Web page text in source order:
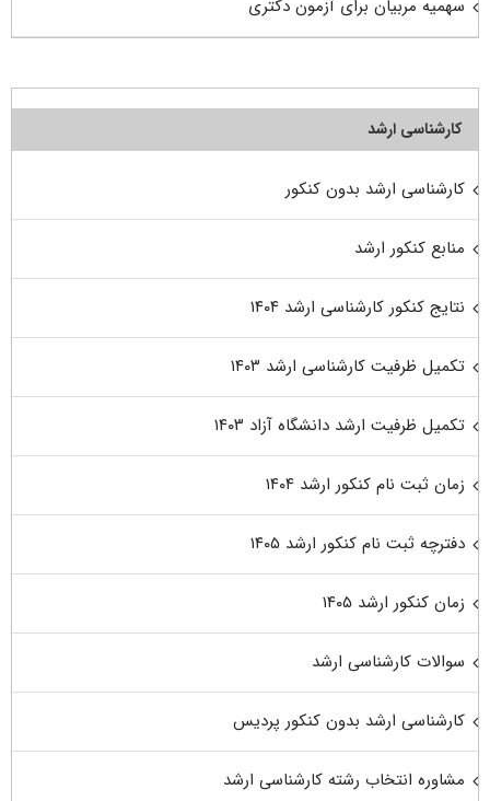
سهمیه مربیان برای آزمون دکتری
کارشناسی ارشد
کارشناسی ارشد بدون کنکور
منابع کنکور ارشد
نتایج کنکور کارشناسی ارشد ۱۴۰۴
تکمیل ظرفیت کارشناسی ارشد ۱۴۰۳
تکمیل ظرفیت ارشد دانشگاه آزاد ۱۴۰۳
زمان ثبت نام کنکور ارشد ۱۴۰۴
دفترچه ثبت نام کنکور ارشد ۱۴۰۵
زمان کنکور ارشد ۱۴۰۵
سوالات کارشناسی ارشد
کارشناسی ارشد بدون کنکور پردیس
مشاوره انتخاب رشته کارشناسی ارشد